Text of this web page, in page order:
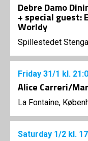
Debre Damo
+ special guest:
Worldy
Spillestedet
Friday 31/1 kl.
Alice Carreri/
La Fontaine,
Saturday 1/2 kl.